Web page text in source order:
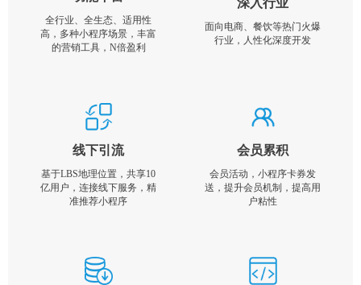
全行业、全生态、适用性
高，多种小程序场景，丰富
的营销工具，N倍盈利
深入行业
面向电商、餐饮等热门火爆
行业，人性化深度开发
线下引流
基于LBS地理位置，共享10
亿用户，连接线下服务，精
准推荐小程序
会员累积
会员活动，小程序卡券发
送，提升会员机制，提高用
户粘性